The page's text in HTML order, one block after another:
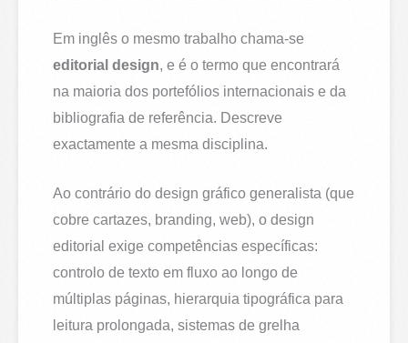
Em inglês o mesmo trabalho chama-se
editorial design, e é o termo que encontrará
na maioria dos portefólios internacionais e da
bibliografia de referência. Descreve
exactamente a mesma disciplina.
Ao contrário do design gráfico generalista (que
cobre cartazes, branding, web), o design
editorial exige competências específicas:
controlo de texto em fluxo ao longo de
múltiplas páginas, hierarquia tipográfica para
leitura prolongada, sistemas de grelha